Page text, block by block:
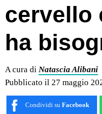
cervello
ha
A cura di Natascia Alibani
Pubblicato il 27 maggio
Condividi su Facebook